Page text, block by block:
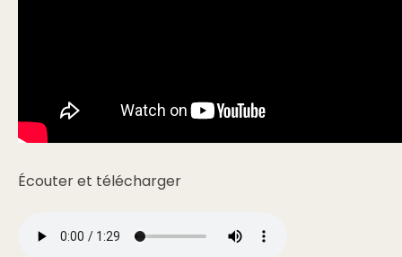
Écouter et télécharger